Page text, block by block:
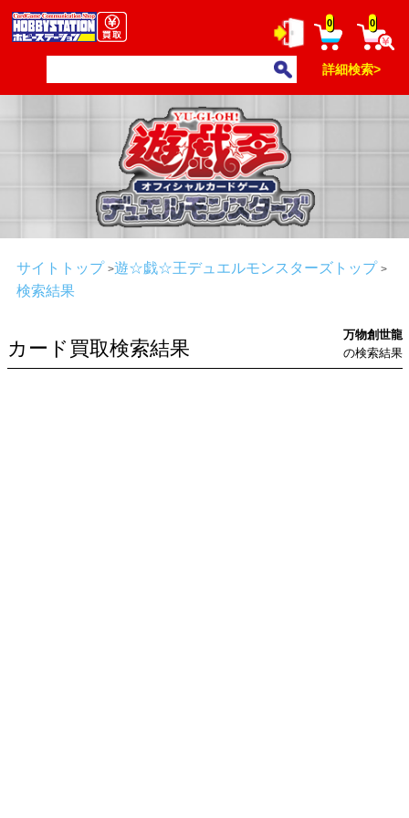
0 0
詳細検索>
サイトトップ
遊☆戯☆王デュエルモンスターズトップ
検索結果
万物創世龍
の検索結果
カード買取検索結果